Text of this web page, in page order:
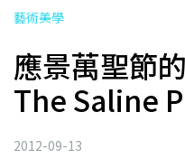
藝術美學
應景萬聖節
The Saline
2012-09-13